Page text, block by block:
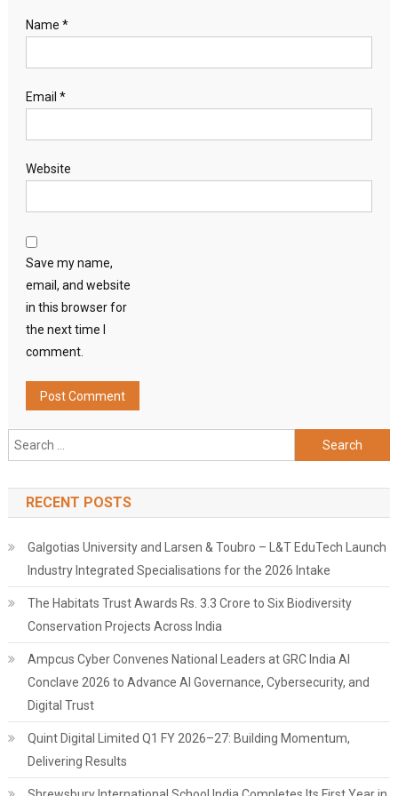
Name *
Email *
Website
Save my name,
email, and website
in this browser for
the next time I
comment.
Search
for:
RECENT POSTS
Galgotias University and Larsen & Toubro – L&T EduTech Launch
Industry Integrated Specialisations for the 2026 Intake
The Habitats Trust Awards Rs. 3.3 Crore to Six Biodiversity
Conservation Projects Across India
Ampcus Cyber Convenes National Leaders at GRC India AI
Conclave 2026 to Advance AI Governance, Cybersecurity, and
Digital Trust
Quint Digital Limited Q1 FY 2026–27: Building Momentum,
Delivering Results